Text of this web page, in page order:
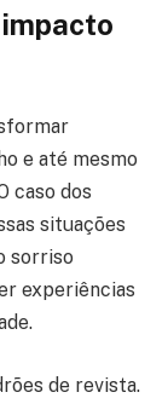
impacto
e até mesmo
caso dos
situações
sorriso
experiências
de revista.